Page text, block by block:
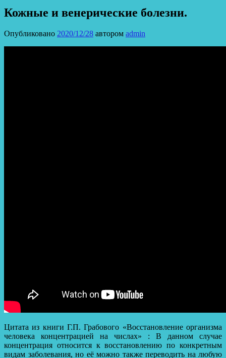
Кожные и венерические болезни.
Опубликовано 2020/12/28 автором admin
Цитата из книги Г.П. Грабового «Восстановление организма
человека концентрацией на числах» : В данном случае
концентрация относится к восстановлению по конкретным
видам заболевания, но её можно также переводить на любую